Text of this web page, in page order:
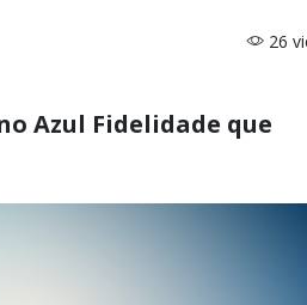
26
Azul Fidelidade que